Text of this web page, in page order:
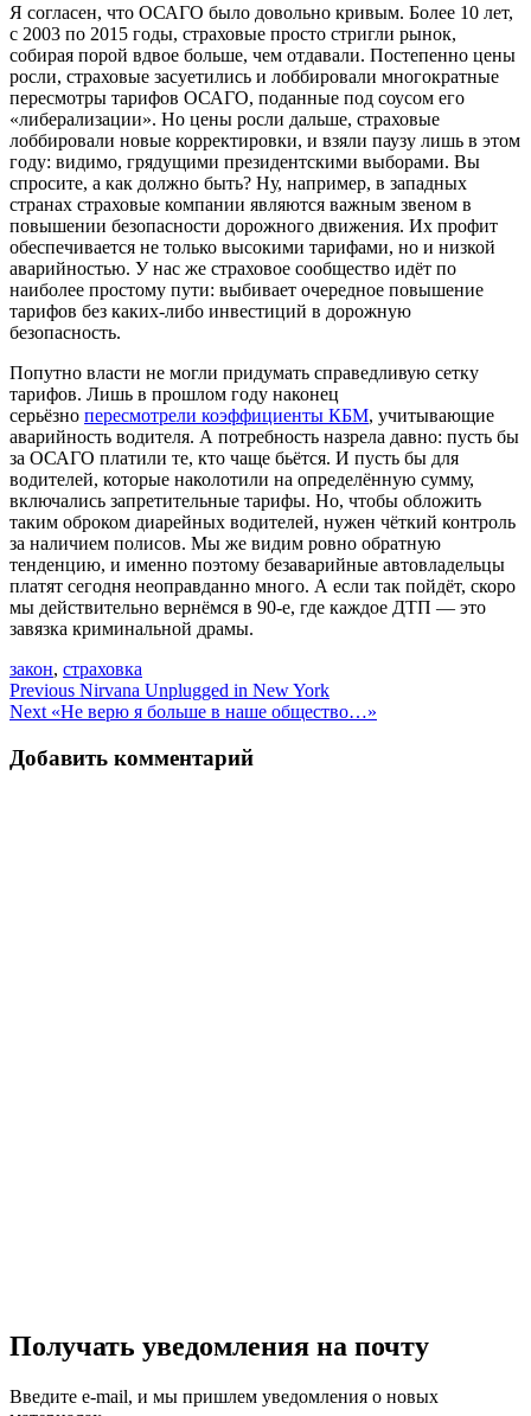
Я согласен, что ОСАГО было довольно кривым. Более 10 лет,
с 2003 по 2015 годы, страховые просто стригли рынок,
собирая порой вдвое больше, чем отдавали. Постепенно цены
росли, страховые засуетились и лоббировали многократные
пересмотры тарифов ОСАГО, поданные под соусом его
«либерализации». Но цены росли дальше, страховые
лоббировали новые корректировки, и взяли паузу лишь в этом
году: видимо, грядущими президентскими выборами. Вы
спросите, а как должно быть? Ну, например, в западных
странах страховые компании являются важным звеном в
повышении безопасности дорожного движения. Их профит
обеспечивается не только высокими тарифами, но и низкой
аварийностью. У нас же страховое сообщество идёт по
наиболее простому пути: выбивает очередное повышение
тарифов без каких-либо инвестиций в дорожную
безопасность.
Попутно власти не могли придумать справедливую сетку
тарифов. Лишь в прошлом году наконец
серьёзно пересмотрели коэффициенты КБМ, учитывающие
аварийность водителя. А потребность назрела давно: пусть бы
за ОСАГО платили те, кто чаще бьётся. И пусть бы для
водителей, которые наколотили на определённую сумму,
включались запретительные тарифы. Но, чтобы обложить
таким оброком диарейных водителей, нужен чёткий контроль
за наличием полисов. Мы же видим ровно обратную
тенденцию, и именно поэтому безаварийные автовладельцы
платят сегодня неоправданно много. А если так пойдёт, скоро
мы действительно вернёмся в 90-е, где каждое ДТП — это
завязка криминальной драмы.
закон, страховка
Навигация
по
записям
Previous Nirvana Unplugged in New York
Next «Не верю я больше в наше общество…»
Добавить комментарий
Получать уведомления на почту
Введите e-mail, и мы пришлем уведомления о новых